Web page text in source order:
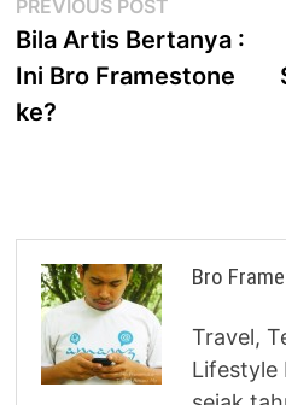
Post
navigation
PREVIOUS POST
post:
Bila Artis Bertanya :
Ini Bro Framestone
ke?
Bro
Travel,
Lifestyle